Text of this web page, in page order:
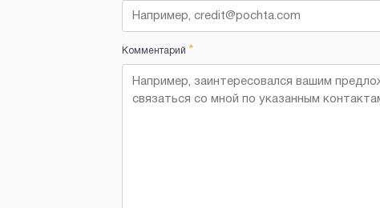
Комментарий *